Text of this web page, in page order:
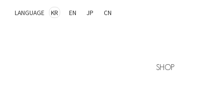
LANGUAGE KR EN JP CN
SHOP